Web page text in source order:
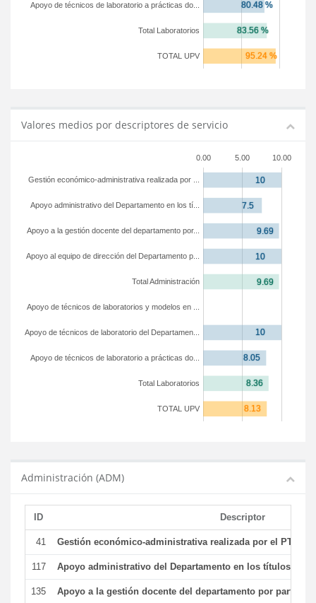
TOTAL UPV
Total Laboratorios
Apoyo de técnicos de laboratorio a prácticas do...
Valores medios por descriptores de servicio
0.00 5.00 10.00
TOTAL UPV
Total Laboratorios
Apoyo de técnicos de laboratorio a prácticas do...
Apoyo de técnicos de laboratorio del Departamen...
Apoyo de técnicos de laboratorios y modelos en ...
Total Administración
Apoyo al equipo de dirección del Departamento p...
Apoyo a la gestión docente del departamento por...
Apoyo administrativo del Departamento en los tí...
Gestión económico-administrativa realizada por ...
Administración (ADM)
ID Descriptor
41 Gestión económico-administrativa realizada por el PTGAS
117 Apoyo administrativo del Departamento en los títulos de
135 Apoyo a la gestión docente del departamento por parte